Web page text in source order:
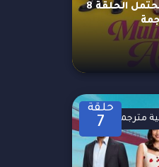
مسلسل حب محتمل الحلقة 8
حلقة
7 مترجمة